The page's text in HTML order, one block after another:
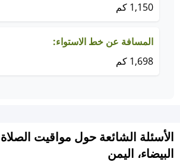
1,150 كم
المسافة عن خط الاستواء:
1,698 كم
الأسئلة الشائعة حول مواقيت
البيضاء، اليمن